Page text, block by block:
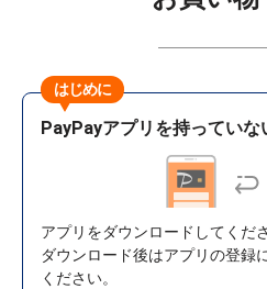
はじめに
PayPayアプリを持っていな
アプリをダウンロードしてくださ
ダウンロード後はアプリの登録
ください。